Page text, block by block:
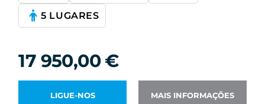
5 LUGARES
17 950,00€
LIGUE-NOS MAIS INFORMAÇÕES